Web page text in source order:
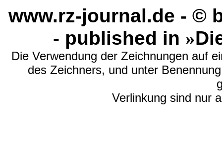
www.rz-journal.de - ©
- published in »
Die Verwendung der Zeichnungen auf
des Zeichners, und unter
Verlinkung sind nur